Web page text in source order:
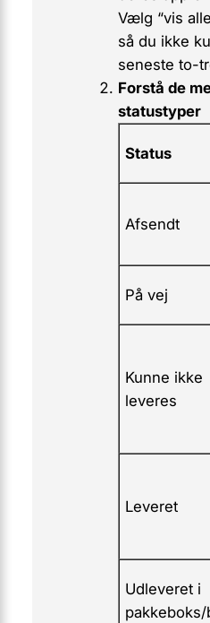
Vælg “vis
så du ikke
seneste to-
Forstå de
statustyper
Status
Afsendt
På vej
Kunne ikke
leveres
Leveret
Udleveret i
pakkeboks/